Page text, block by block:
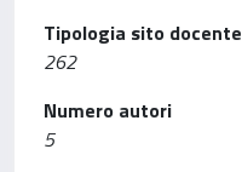
Tipologia sito docente
262
Numero autori
5